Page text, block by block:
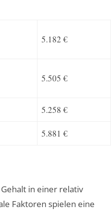
5.182 €
5.505 €
5.258 €
5.881 €
in einer relativ
Faktoren spielen eine